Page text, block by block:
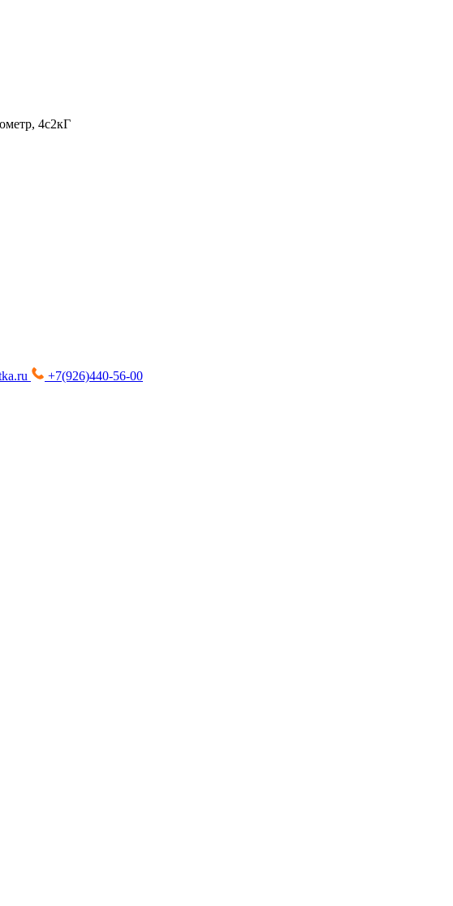
4с2кГ
+7(926)440-56-00